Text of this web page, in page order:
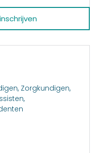
Zorgkundigen,